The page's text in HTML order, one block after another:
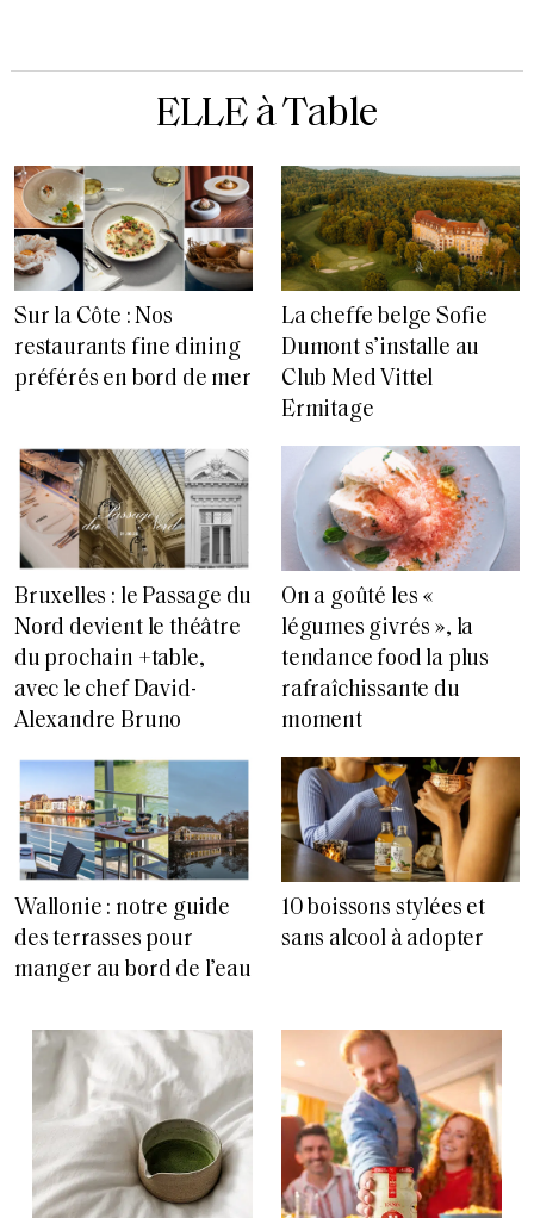
ELLE à Table
Sur la Côte : Nos
restaurants fine dining
préférés en bord de mer
La cheffe belge Sofie
Dumont s’installe au
Club Med Vittel
Ermitage
Bruxelles : le Passage du
Nord devient le théâtre
du prochain +table,
avec le chef David-
Alexandre Bruno
On a goûté les «
légumes givrés », la
tendance food la plus
rafraîchissante du
moment
Wallonie : notre guide
des terrasses pour
manger au bord de l’eau
10 boissons stylées et
sans alcool à adopter